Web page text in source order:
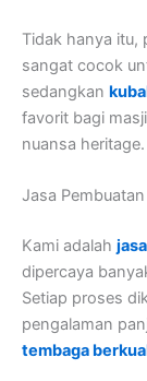
Tidak hanya itu,
sangat cocok
sedangkan
favorit bagi
nuansa heritage.
Jasa
Kami adalah
dipercaya
Setiap proses
pengalaman
tembaga